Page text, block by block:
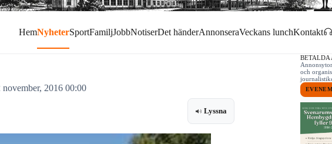
HemNyheterSportFamiljJobbNotiserDet händerAnnonseraVeckans lunchKontakt
november, 2016 00:00
Lyssna
BETALDA
och